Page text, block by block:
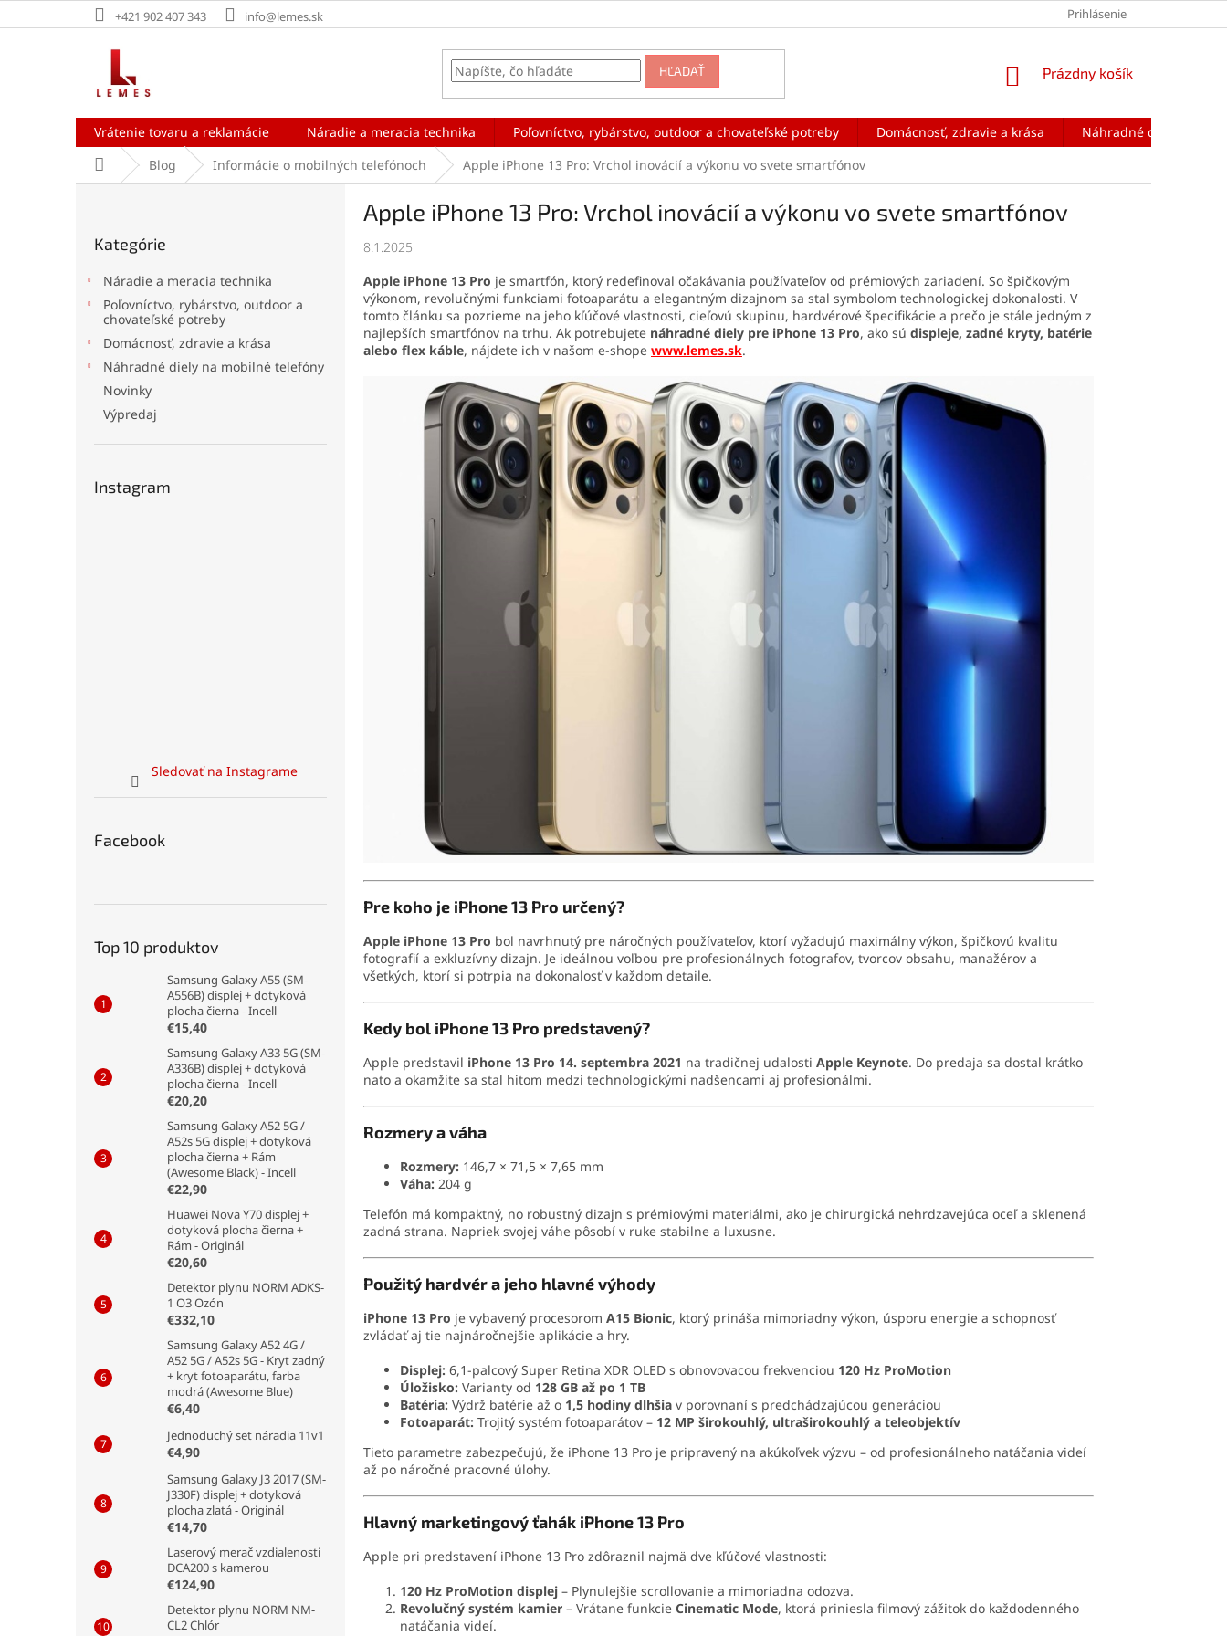
na
+421 902 407 343 info@lemes.sk Prihlásenie
HĽADAŤ
NÁKUPNÝ
Prázdny košík
Vrátenie tovaru a reklamácie Náradie a meracia technika Poľovníctvo, rybárstvo, outdoor a chovateľské potreby Domácnosť, zdravie a krása
Náhradné diely na
DomovBlog Informácie o mobilných telefónoch Apple iPhone 13 Pro: Vrchol inovácií a výkonu vo svete smartfónov
kategórie
Kategórie
Náradie a meracia technika
Poľovníctvo, rybárstvo, outdoor a
chovateľské potreby
Domácnosť, zdravie a krása
Náhradné diely na mobilné telefóny
Novinky
Výpredaj
Instagram
Sledovať na Instagrame
Facebook
Top 10 produktov
Samsung Galaxy A55 (SM-
A556B) displej + dotyková
plocha čierna - Incell
€15,40
Samsung Galaxy A33 5G (SM-
A336B) displej + dotyková
plocha čierna - Incell
€20,20
Samsung Galaxy A52 5G /
A52s 5G displej + dotyková
plocha čierna + Rám
(Awesome Black) - Incell
€22,90
Huawei Nova Y70 displej +
dotyková plocha čierna +
Rám - Originál
€20,60
Detektor plynu NORM ADKS-
1 O3 Ozón
€332,10
Samsung Galaxy A52 4G /
A52 5G / A52s 5G - Kryt zadný
+ kryt fotoaparátu, farba
modrá (Awesome Blue)
€6,40
Jednoduchý set náradia 11v1
€4,90
Samsung Galaxy J3 2017 (SM-
J330F) displej + dotyková
plocha zlatá - Originál
€14,70
Laserový merač vzdialenosti
DCA200 s kamerou
€124,90
Detektor plynu NORM NM-
CL2 Chlór
Apple iPhone 13 Pro: Vrchol inovácií a výkonu vo svete smartfónov
8.1.2025
Apple iPhone 13 Pro je smartfón, ktorý redefinoval očakávania používateľov od prémiových zariadení. So špičkovým
výkonom, revolučnými funkciami fotoaparátu a elegantným dizajnom sa stal symbolom technologickej dokonalosti. V
tomto článku sa pozrieme na jeho kľúčové vlastnosti, cieľovú skupinu, hardvérové špecifikácie a prečo je stále jedným z
najlepších smartfónov na trhu. Ak potrebujete náhradné diely pre iPhone 13 Pro, ako sú displeje, zadné kryty, batérie
alebo flex káble, nájdete ich v našom e-shope www.lemes.sk.
Pre koho je iPhone 13 Pro určený?
Apple iPhone 13 Pro bol navrhnutý pre náročných používateľov, ktorí vyžadujú maximálny výkon, špičkovú kvalitu
fotografií a exkluzívny dizajn. Je ideálnou voľbou pre profesionálnych fotografov, tvorcov obsahu, manažérov a
všetkých, ktorí si potrpia na dokonalosť v každom detaile.
Kedy bol iPhone 13 Pro predstavený?
Apple predstavil iPhone 13 Pro 14. septembra 2021 na tradičnej udalosti Apple Keynote. Do predaja sa dostal krátko
nato a okamžite sa stal hitom medzi technologickými nadšencami aj profesionálmi.
Rozmery a váha
Rozmery: 146,7 × 71,5 × 7,65 mm
Váha: 204 g
Telefón má kompaktný, no robustný dizajn s prémiovými materiálmi, ako je chirurgická nehrdzavejúca oceľ a sklenená
zadná strana. Napriek svojej váhe pôsobí v ruke stabilne a luxusne.
Použitý hardvér a jeho hlavné výhody
iPhone 13 Pro je vybavený procesorom A15 Bionic, ktorý prináša mimoriadny výkon, úsporu energie a schopnosť
zvládať aj tie najnáročnejšie aplikácie a hry.
Displej: 6,1-palcový Super Retina XDR OLED s obnovovacou frekvenciou 120 Hz ProMotion
Úložisko: Varianty od 128 GB až po 1 TB
Batéria: Výdrž batérie až o 1,5 hodiny dlhšia v porovnaní s predchádzajúcou generáciou
Fotoaparát: Trojitý systém fotoaparátov – 12 MP širokouhlý, ultraširokouhlý a teleobjektív
Tieto parametre zabezpečujú, že iPhone 13 Pro je pripravený na akúkoľvek výzvu – od profesionálneho natáčania videí
až po náročné pracovné úlohy.
Hlavný marketingový ťahák iPhone 13 Pro
Apple pri predstavení iPhone 13 Pro zdôraznil najmä dve kľúčové vlastnosti:
120 Hz ProMotion displej – Plynulejšie scrollovanie a mimoriadna odozva.
Revolučný systém kamier – Vrátane funkcie Cinematic Mode, ktorá priniesla filmový zážitok do každodenného
natáčania videí.